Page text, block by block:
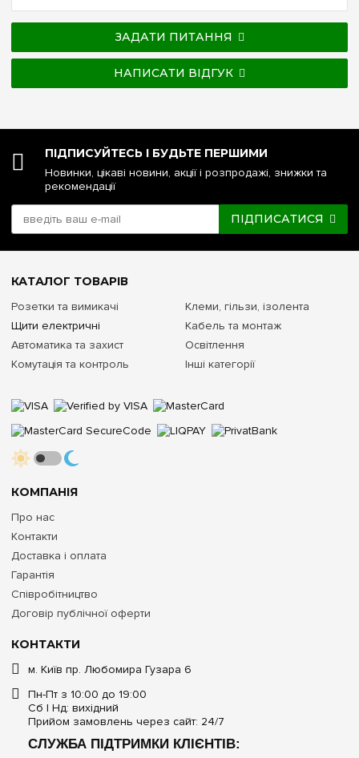
ЗАДАТИ ПИТАННЯ
НАПИСАТИ ВІДГУК
ПІДПИСУЙТЕСЬ І БУДЬТЕ ПЕРШИМИ
Новинки, цікаві новини, акції і розпродажі, знижки та
рекомендації
ПІДПИСАТИСЯ
КОНТАКТИ
м. Київ пр. Любомира Гузара 6
Пн-Пт з 10:00 до 19:00
Сб | Нд: вихідний
Прийом замовлень через сайт: 24/7
СЛУЖБА ПІДТРИМКИ КЛІЄНТІВ:
КОМПАНІЯ
Про нас
Контакти
Доставка і оплата
Гарантія
Співробітництво
Договір публічної оферти
КАТАЛОГ ТОВАРІВ
Розетки та вимикачі
Щити електричні
Автоматика та захист
Комутація та контроль
Клеми, гільзи, ізолента
Кабель та монтаж
Освітлення
Інші категорії